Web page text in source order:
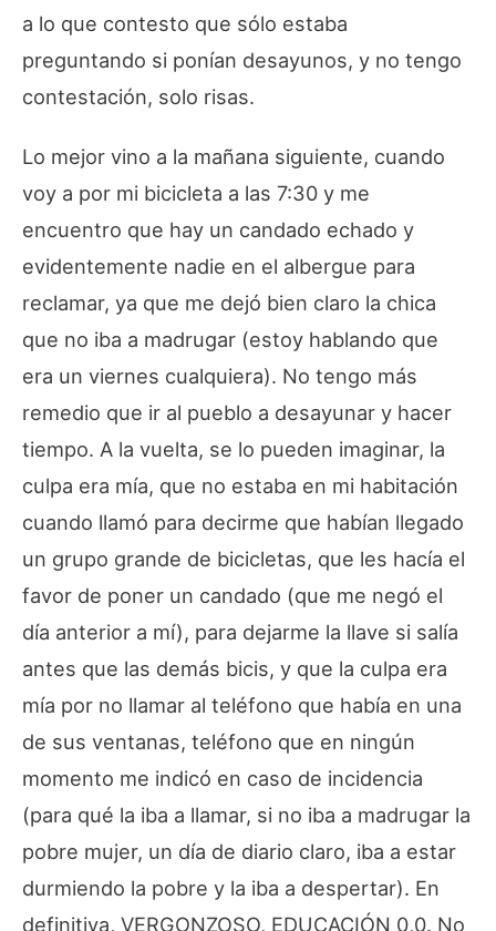
a lo que contesto que sólo estaba
preguntando si ponían desayunos, y no tengo
contestación, solo risas.
Lo mejor vino a la mañana siguiente, cuando
voy a por mi bicicleta a las 7:30 y me
encuentro que hay un candado echado y
evidentemente nadie en el albergue para
reclamar, ya que me dejó bien claro la chica
que no iba a madrugar (estoy hablando que
era un viernes cualquiera). No tengo más
remedio que ir al pueblo a desayunar y hacer
tiempo. A la vuelta, se lo pueden imaginar, la
culpa era mía, que no estaba en mi habitación
cuando llamó para decirme que habían llegado
un grupo grande de bicicletas, que les hacía el
favor de poner un candado (que me negó el
día anterior a mí), para dejarme la llave si salía
antes que las demás bicis, y que la culpa era
mía por no llamar al teléfono que había en una
de sus ventanas, teléfono que en ningún
momento me indicó en caso de incidencia
(para qué la iba a llamar, si no iba a madrugar la
pobre mujer, un día de diario claro, iba a estar
durmiendo la pobre y la iba a despertar). En
definitiva, VERGONZOSO, EDUCACIÓN 0,0. No